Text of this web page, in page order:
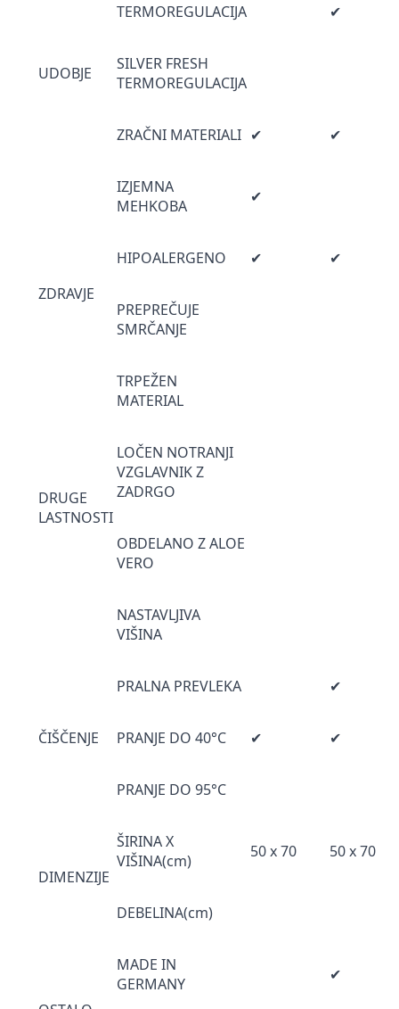
UDOBJE
TERMOREGULACIJA ✔
SILVER FRESH
TERMOREGULACIJA
ZRAČNI MATERIALI ✔ ✔
IZJEMNA
MEHKOBA
✔
ZDRAVJE
HIPOALERGENO ✔ ✔
PREPREČUJE
SMRČANJE
DRUGE
LASTNOSTI
TRPEŽEN
MATERIAL
LOČEN NOTRANJI
VZGLAVNIK Z
ZADRGO
OBDELANO Z ALOE
VERO
NASTAVLJIVA
VIŠINA
ČIŠČENJE
PRALNA PREVLEKA ✔
PRANJE DO 40°C ✔ ✔
PRANJE DO 95°C
DIMENZIJE
ŠIRINA X
VIŠINA(cm)
50 x 70 50 x 70
DEBELINA(cm)
MADE IN
GERMANY
✔